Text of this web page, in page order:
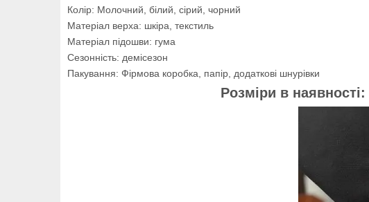
Колір: Молочний, білий, сірий, чорний
Матеріал верха: шкіра, текстиль
Матеріал підошви: гума
Сезонність: демісезон
Пакування: Фірмова коробка, папір, додаткові шнурівки
Розміри в наявності: